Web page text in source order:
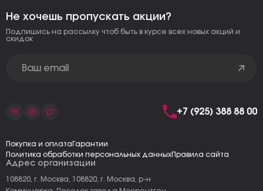
Адрес организации
108820, г. Москва, 108820, г. Москва, р-н
Не хочешь пропускать акции?
Подпишись на рассылку чтоб быть в курсе всех новых акций и
скидок
+7 (925) 388 88 00
Покупка и оплата Гарантии
Политика обработки персональных данныхПравила сайта